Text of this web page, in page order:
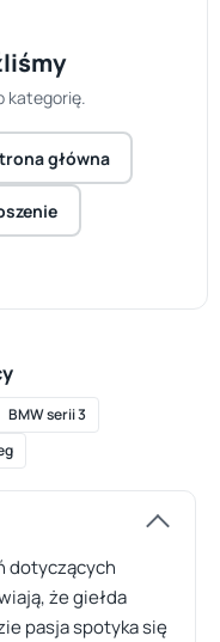
kategorię.
główna
BMW serii 3
dotyczących
że giełda
pasja spotyka się